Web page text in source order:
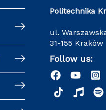
Politechnika
ul.
31-155 Kraków
Follow us: